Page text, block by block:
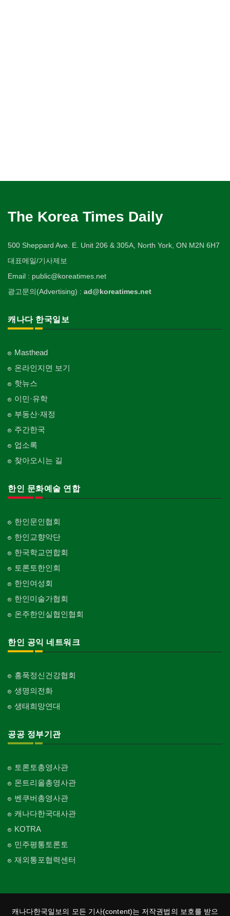
The Korea Times Daily
500 Sheppard Ave. E. Unit 206 & 305A, North York, ON M2N 6H7
대표메일/기사제보
Email : public@koreatimes.net
광고문의(Advertising) : ad@koreatimes.net
캐나다 한국일보
Masthead
온라인지면 보기
핫뉴스
이민·유학
부동산·재정
주간한국
업소록
찾아오시는 길
한인 문화예술 연합
한인문인협회
한인교향악단
한국학교연합회
토론토한인회
한인여성회
한인미술가협회
온주한인실협인협회
한인 공익 네트워크
홍푹정신건강협회
생명의전화
생태희망연대
공공 정부기관
토론토총영사관
몬트리올총영사관
벤쿠버총영사관
캐나다한국대사관
KOTRA
민주평통토론토
재외통포협력센터
캐나다한국일보의 모든 기사(content)는 저작권법의 보호를 받으